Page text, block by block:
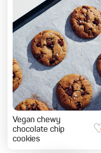
Vegan chewy
chocolate chip
cookies